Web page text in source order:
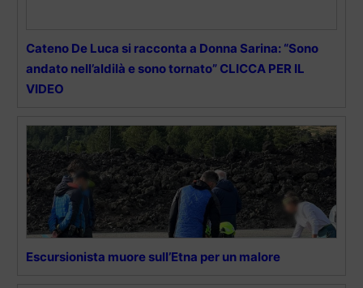
Cateno De Luca si racconta a Donna Sarina: “Sono
andato nell’aldilà e sono tornato” CLICCA PER IL
VIDEO
Escursionista muore sull’Etna per un malore